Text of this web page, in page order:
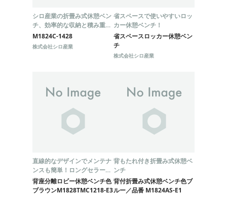
シロ産業の折畳み式休憩ベン
チ、効率的な収納と積み重ね
が可能！
M1824C-1428
株式会社シロ産業
省スペースで使いやすいロッ
カー休憩ベンチ！
省スペースロッカー休憩ベン
チ
株式会社シロ産業
直線的なデザインでメンテナ
ンスも簡単！ロングセラーの
製品
背座分離ロビー休憩ベンチ色
ブラウンM1828TMC1218-E3
背もたれ付き折畳み式休憩ベ
ンチ
背付折畳み式休憩ベンチ色ブ
ルー／品番 M1824AS-E1